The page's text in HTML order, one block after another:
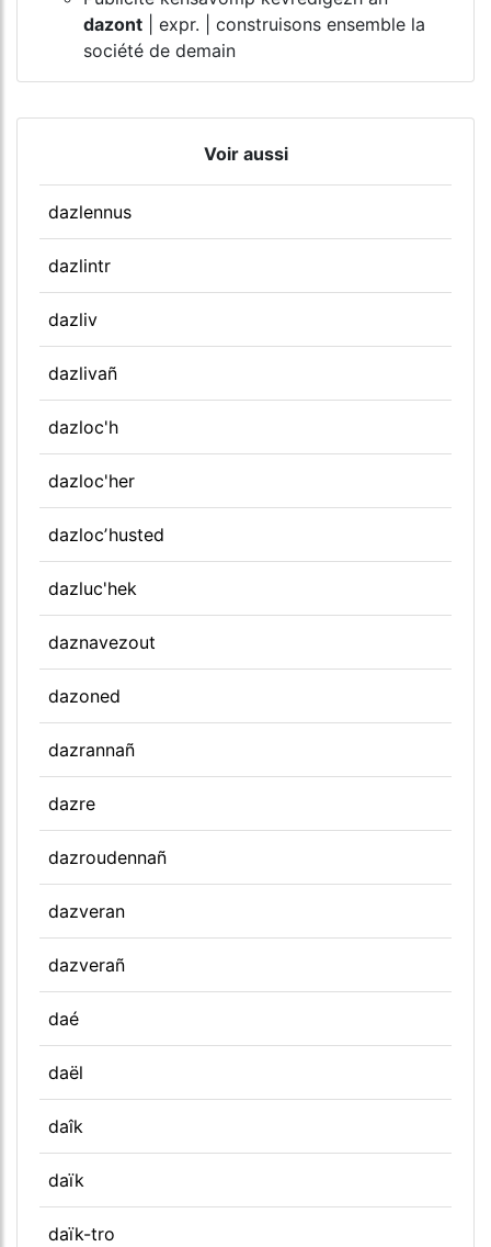
dazont | expr. | construisons ensemble la
société de demain
Voir aussi
dazlennus
dazlintr
dazliv
dazlivañ
dazloc'h
dazloc'her
dazlocʼhusted
dazluc'hek
daznavezout
dazoned
dazrannañ
dazre
dazroudennañ
dazveran
dazverañ
daé
daël
daîk
daïk
daïk-tro